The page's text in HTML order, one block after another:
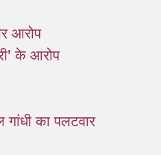
आरोप
के आरोप
का पलटवार